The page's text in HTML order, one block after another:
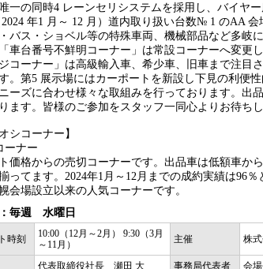
一の同時4 レーンセリシステムを採用し、バイヤ
年1 月～ 12 月）道内取り扱い台数№ 1 のAA 会
バス・ショベル等の特殊車両、機械部品など多岐
車台番号不鮮明コーナー」は常設コーナーへ変更
コーナー」は高級輸入車、希少車、旧車まで注目
。第5 展示場にはカーポートを新設し下見の利便
ーズに合わせ様々な取組みを行っております。出
ます。皆様のご参加をスタッフ一同心よりお待ちし
シコーナー】
ーナー
価格からの売切コーナーです。出品車は低額車か
ってます。2024年1月～12月までの成約実績は96
会場設立以来の人気コーナーです。
毎週 水曜日
時刻
10:00（12月～2月） 9:30（3月
～11月）
主催 株
代表取締役社長 瀬田 大 事務局代表者
会